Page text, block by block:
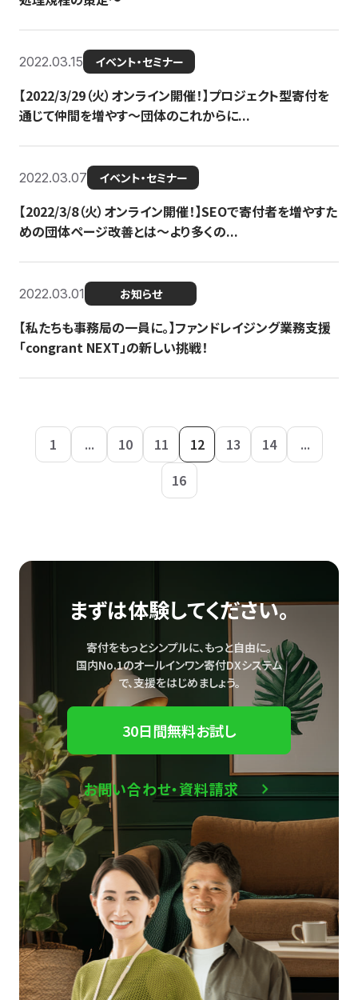
2022.03.15 イベント・セミナー
【2022/3/29（火）オンライン開催！】プロジェクト型寄付を
通じて仲間を増やす～団体のこれからに...
2022.03.07 イベント・セミナー
【2022/3/8（火）オンライン開催！】SEOで寄付者を増やすた
めの団体ページ改善とは～より多くの...
2022.03.01 お知らせ
【私たちも事務局の一員に。】ファンドレイジング業務支援
「congrant NEXT」の新しい挑戦！
1 ... 10 11 12 13 14
...
16
まずは体験してください。
寄付をもっとシンプルに、もっと自由に。
国内No.1のオールインワン寄付DXシステム
で、支援をはじめましょう。
30日間無料お試し
お問い合わせ・資料請求